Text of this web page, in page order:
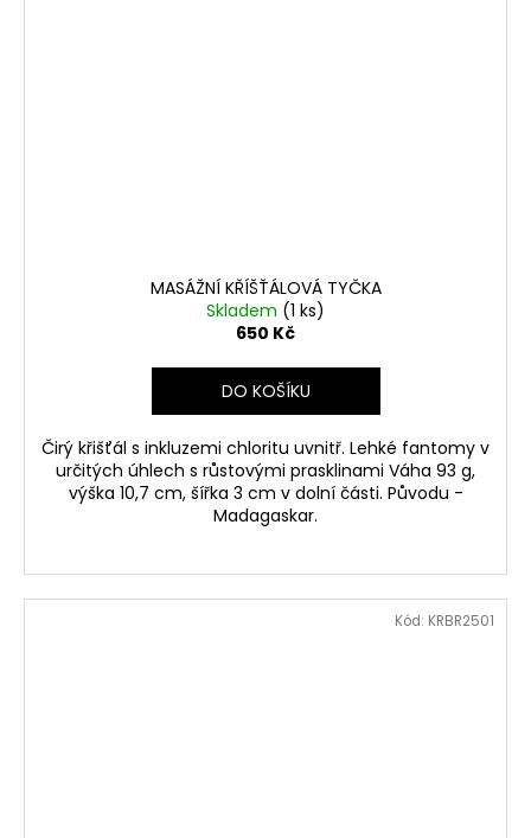
MASÁŽNÍ KŘÍŠŤÁLOVÁ TYČKA
Skladem (1 ks)
650 Kč
DO KOŠÍKU
Čirý křišťál s inkluzemi chloritu uvnitř. Lehké fantomy v
určitých úhlech s růstovými prasklinami Váha 93 g,
výška 10,7 cm, šířka 3 cm v dolní části. Původu -
Madagaskar.
Kód: KRBR2501